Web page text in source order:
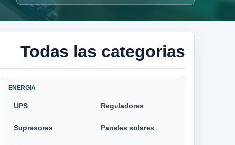
Todas las categorias
ENERGIA
UPS Reguladores
Supresores Paneles solares